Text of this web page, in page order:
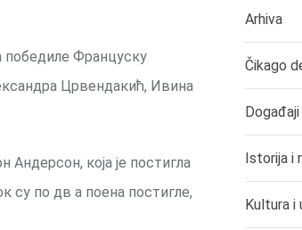
победиле Француску
Црвендакић, Ивина
која је постигла
су по дв а поена постигле,
Arhiva
Čikago
Događaji
Istorija i
Kultura i